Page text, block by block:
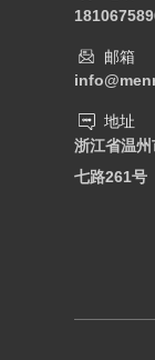
邮箱
地址
浙江省温
七路261号